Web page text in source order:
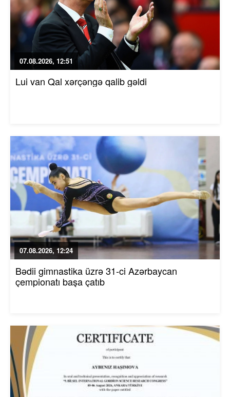
07.08.2026, 12:51
Lui van Qal xərçəngə qalib gəldi
07.08.2026, 12:24
Bədii gimnastika üzrə 31-ci Azərbaycan
çempionatı başa çatıb